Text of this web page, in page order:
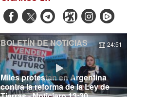
  
Miles protestan en Argentina
contra la reforma de la Ley de
BOLETÍN DE NOTICIAS 24:51